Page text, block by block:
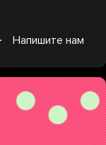
Напишите нам